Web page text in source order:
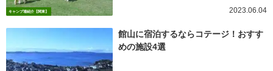
キャンプ場紹介【関東】 2023.06.04
館山に宿泊するならコテージ！おすす
めの施設4選